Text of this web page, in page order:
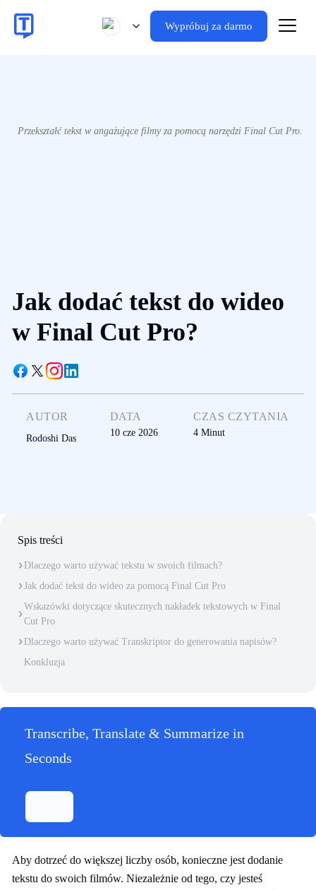
Wypróbuj za darmo
Przekształć tekst w angażujące filmy za pomocą narzędzi Final Cut Pro.
Jak dodać tekst do wideo
w Final Cut Pro?
AUTOR
Rodoshi Das
DATA
10 cze 2026
CZAS CZYTANIA
4 Minut
Spis treści
Dlaczego warto używać tekstu w swoich filmach?
Jak dodać tekst do wideo za pomocą Final Cut Pro
Wskazówki dotyczące skutecznych nakładek tekstowych w Final
Cut Pro
Dlaczego warto używać Transkriptor do generowania napisów?
Konkluzja
Transcribe, Translate & Summarize in
Seconds
Aby dotrzeć do większej liczby osób, konieczne jest dodanie
tekstu do swoich filmów. Niezależnie od tego, czy jesteś